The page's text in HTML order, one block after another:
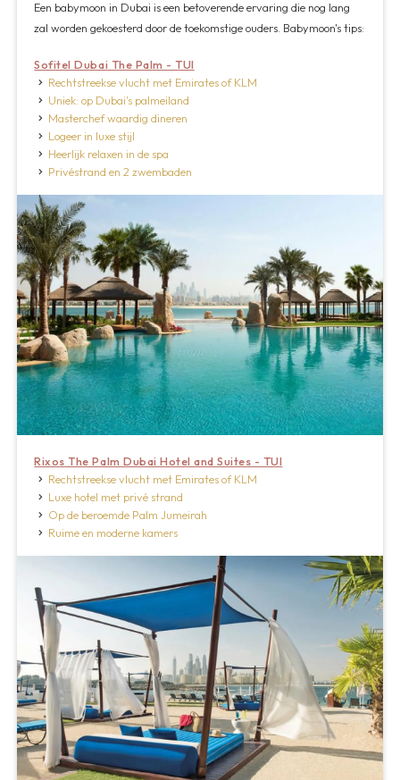
Een babymoon in Dubai is een betoverende ervaring die nog lang
zal worden gekoesterd door de toekomstige ouders. Babymoon's tips:
Sofitel Dubai The Palm - TUI
Rechtstreekse vlucht met Emirates of KLM
Uniek: op Dubai's palmeiland
Masterchef waardig dineren
Logeer in luxe stijl
Heerlijk relaxen in de spa
Privéstrand en 2 zwembaden
Rixos The Palm Dubai Hotel and Suites - TUI
Rechtstreekse vlucht met Emirates of KLM
Luxe hotel met privé strand
Op de beroemde Palm Jumeirah
Ruime en moderne kamers